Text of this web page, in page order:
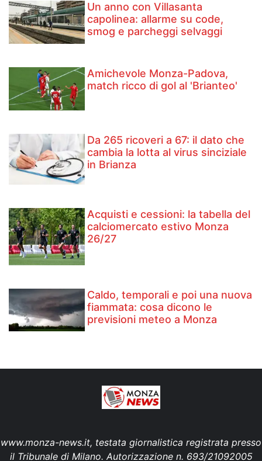
Un anno con Villasanta
capolinea: allarme su code,
smog e parcheggi selvaggi
Amichevole Monza-Padova,
match ricco di gol al 'Brianteo'
Da 265 ricoveri a 67: il dato che
cambia la lotta al virus sinciziale
in Brianza
Acquisti e cessioni: la tabella del
calciomercato estivo Monza
26/27
Caldo, temporali e poi una nuova
fiammata: cosa dicono le
previsioni meteo a Monza
www.monza-news.it, testata giornalistica registrata presso
il Tribunale di Milano. Autorizzazione n. 693/21092005